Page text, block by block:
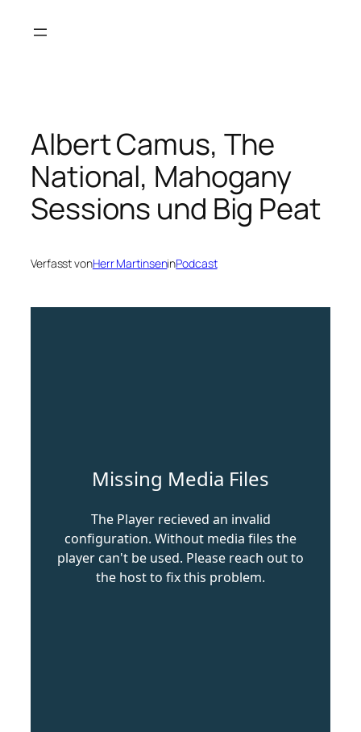
Inhalt
Albert Camus, The
National, Mahogany
Sessions und Big Peat
Verfasst vonHerr MartinseninPodcast